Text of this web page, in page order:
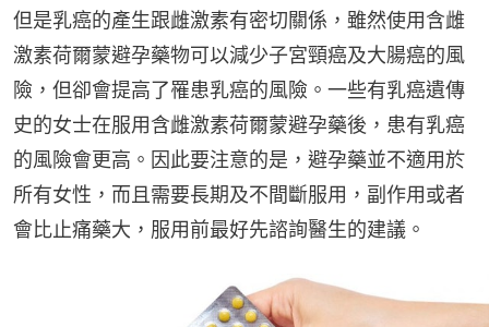
但是乳癌的產生跟雌激素有密切關係，雖然使用含雌
激素荷爾蒙避孕藥物可以減少子宮頸癌及大腸癌的風
險，但卻會提高了罹患乳癌的風險。一些有乳癌遺傳
史的女士在服用含雌激素荷爾蒙避孕藥後，患有乳癌
的風險會更高。因此要注意的是，避孕藥並不適用於
所有女性，而且需要長期及不間斷服用，副作用或者
會比止痛藥大，服用前最好先諮詢醫生的建議。